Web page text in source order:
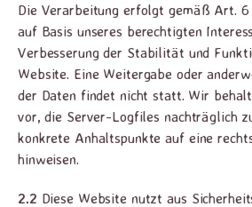
Die Verarbeitung erfolgt gemäß Art. 6
auf Basis unseres berechtigten
Verbesserung der Stabilität und
Website. Eine Weitergabe oder
der Daten findet nicht statt. Wir
vor, die Server-Logfiles nachträglich
konkrete Anhaltspunkte auf eine
hinweisen.
2.2 Diese Website nutzt aus